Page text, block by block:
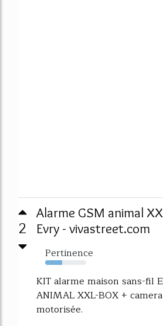
2
Alarme GSM animal
Evry - vivastreet.com
Pertinence
42%
KIT alarme maison sans-fil
ANIMAL XXL-BOX +
motorisée.